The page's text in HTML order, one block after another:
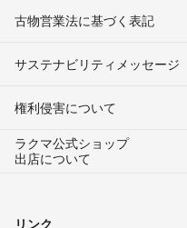
古物営業法に基づく表記
サステナビリティメッセージ
権利侵害について
ラクマ公式ショップ
出店について
リンク